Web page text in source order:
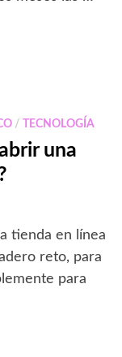
/ TECNOLOGÍA
una
tienda en línea
reto, para
para